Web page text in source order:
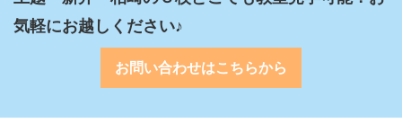
気軽にお越しください♪
お問い合わせはこちらから